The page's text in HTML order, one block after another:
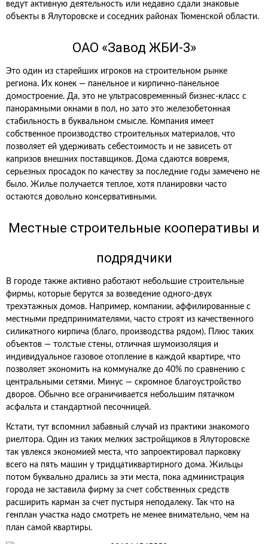
ведут активную деятельность или недавно сдали знаковые
объекты в Ялуторовске и соседних районах Тюменской области.
ОАО «Завод ЖБИ-3»
Это один из старейших игроков на строительном рынке
региона. Их конек — панельное и кирпично-панельное
домостроение. Да, это не ультрасовременный бизнес-класс с
панорамными окнами в пол, но зато это железобетонная
стабильность в буквальном смысле. Компания имеет
собственное производство строительных материалов, что
позволяет ей удерживать себестоимость и не зависеть от
капризов внешних поставщиков. Дома сдаются вовремя,
серьезных просадок по качеству за последние годы замечено не
было. Жилье получается теплое, хотя планировки часто
остаются довольно консервативными.
Местные строительные кооперативы и
подрядчики
В городе также активно работают небольшие строительные
фирмы, которые берутся за возведение одного-двух
трехэтажных домов. Например, компании, аффилированные с
местными предпринимателями, часто строят из качественного
силикатного кирпича (благо, производства рядом). Плюс таких
объектов — толстые стены, отличная шумоизоляция и
индивидуальное газовое отопление в каждой квартире, что
позволяет экономить на коммуналке до 40% по сравнению с
центральными сетями. Минус — скромное благоустройство
дворов. Обычно все ограничивается небольшим пятачком
асфальта и стандартной песочницей.
Кстати, тут вспомнил забавный случай из практики знакомого
риелтора. Один из таких мелких застройщиков в Ялуторовске
так увлекся экономией места, что запроектировал парковку
всего на пять машин у тридцатиквартирного дома. Жильцы
потом буквально дрались за эти места, пока администрация
города не заставила фирму за счет собственных средств
расширить карман за счет пустыря неподалеку. Так что на
генплан участка надо смотреть не менее внимательно, чем на
план самой квартиры.